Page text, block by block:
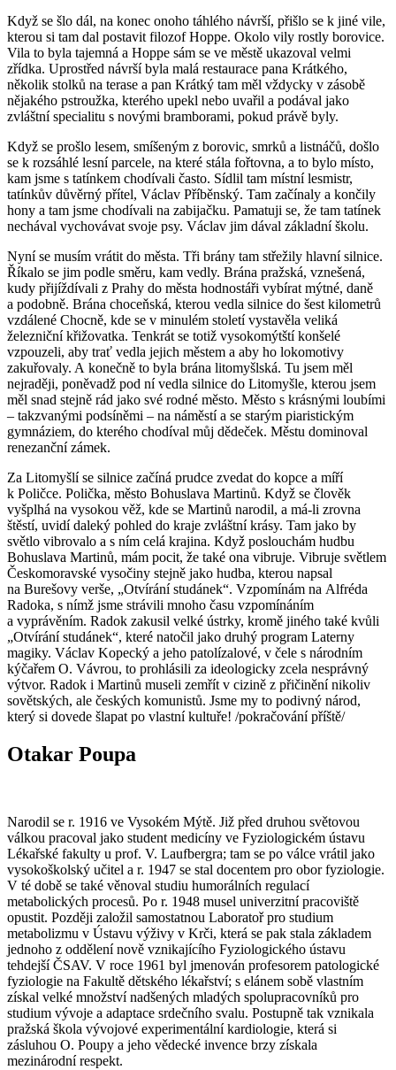
Když se šlo dál, na konec onoho táhlého návrší, přišlo se k jiné vile,
kterou si tam dal postavit filozof Hoppe. Okolo vily rostly borovice.
Vila to byla tajemná a Hoppe sám se ve městě ukazoval velmi
zřídka. Uprostřed návrší byla malá restaurace pana Krátkého,
několik stolků na terase a pan Krátký tam měl vždycky v zásobě
nějakého pstroužka, kterého upekl nebo uvařil a podával jako
zvláštní specialitu s novými bramborami, pokud právě byly.
Když se prošlo lesem, smíšeným z borovic, smrků a listnáčů, došlo
se k rozsáhlé lesní parcele, na které stála fořtovna, a to bylo místo,
kam jsme s tatínkem chodívali často. Sídlil tam místní lesmistr,
tatínkův důvěrný přítel, Václav Příběnský. Tam začínaly a končily
hony a tam jsme chodívali na zabijačku. Pamatuji se, že tam tatínek
nechával vychovávat svoje psy. Václav jim dával základní školu.
Nyní se musím vrátit do města. Tři brány tam střežily hlavní silnice.
Říkalo se jim podle směru, kam vedly. Brána pražská, vznešená,
kudy přijíždívali z Prahy do města hodnostáři vybírat mýtné, daně
a podobně. Brána choceňská, kterou vedla silnice do šest kilometrů
vzdálené Chocně, kde se v minulém století vystavěla veliká
železniční křižovatka. Tenkrát se totiž vysokomýtští konšelé
vzpouzeli, aby trať vedla jejich městem a aby ho lokomotivy
zakuřovaly. A konečně to byla brána litomyšlská. Tu jsem měl
nejraději, poněvadž pod ní vedla silnice do Litomyšle, kterou jsem
měl snad stejně rád jako své rodné město. Město s krásnými loubími
– takzvanými podsíněmi – na náměstí a se starým piaristickým
gymnáziem, do kterého chodíval můj dědeček. Městu dominoval
renezanční zámek.
Za Litomyšlí se silnice začíná prudce zvedat do kopce a míří
k Poličce. Polička, město Bohuslava Martinů. Když se člověk
vyšplhá na vysokou věž, kde se Martinů narodil, a má-li zrovna
štěstí, uvidí daleký pohled do kraje zvláštní krásy. Tam jako by
světlo vibrovalo a s ním celá krajina. Když poslouchám hudbu
Bohuslava Martinů, mám pocit, že také ona vibruje. Vibruje světlem
Českomoravské vysočiny stejně jako hudba, kterou napsal
na Burešovy verše, „Otvírání studánek“. Vzpomínám na Alfréda
Radoka, s nímž jsme strávili mnoho času vzpomínáním
a vyprávěním. Radok zakusil velké ústrky, kromě jiného také kvůli
„Otvírání studánek“, které natočil jako druhý program Laterny
magiky. Václav Kopecký a jeho patolízalové, v čele s národním
kýčařem O. Vávrou, to prohlásili za ideologicky zcela nesprávný
výtvor. Radok i Martinů museli zemřít v cizině z přičinění nikoliv
sovětských, ale českých komunistů. Jsme my to podivný národ,
který si dovede šlapat po vlastní kultuře! /pokračování příště/
Otakar Poupa
Narodil se r. 1916 ve Vysokém Mýtě. Již před druhou světovou
válkou pracoval jako student medicíny ve Fyziologickém ústavu
Lékařské fakulty u prof. V. Laufbergra; tam se po válce vrátil jako
vysokoškolský učitel a r. 1947 se stal docentem pro obor fyziologie.
V té době se také věnoval studiu humorálních regulací
metabolických procesů. Po r. 1948 musel univerzitní pracoviště
opustit. Později založil samostatnou Laboratoř pro studium
metabolizmu v Ústavu výživy v Krči, která se pak stala základem
jednoho z oddělení nově vznikajícího Fyziologického ústavu
tehdejší ČSAV. V roce 1961 byl jmenován profesorem patologické
fyziologie na Fakultě dětského lékařství; s elánem sobě vlastním
získal velké množství nadšených mladých spolupracovníků pro
studium vývoje a adaptace srdečního svalu. Postupně tak vznikala
pražská škola vývojové experimentální kardiologie, která si
zásluhou O. Poupy a jeho vědecké invence brzy získala
mezinárodní respekt.